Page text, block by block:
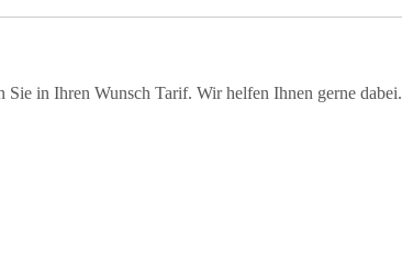
in Ihren Wunsch Tarif. Wir helfen Ihnen gerne dabei.